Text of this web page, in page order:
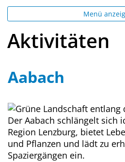
Menü
Aktivitäten
Aabach
Der Aabach schlängelt sich
Region Lenzburg, bietet
und Pflanzen und lädt zu
Spaziergängen ein.